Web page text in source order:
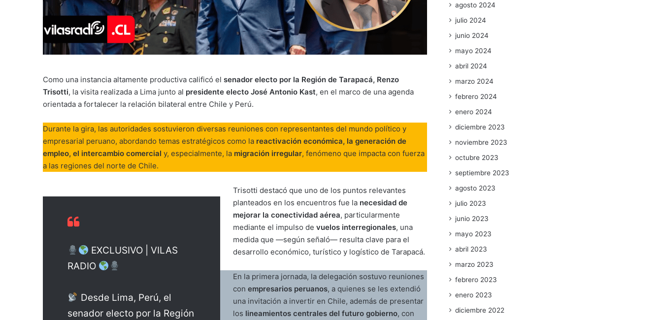
Como una instancia altamente productiva calificó el senador electo por la Región de Tarapacá, Renzo
Trisotti, la visita realizada a Lima junto al presidente electo José Antonio Kast, en el marco de una agenda
orientada a fortalecer la relación bilateral entre Chile y Perú.
Durante la gira, las autoridades sostuvieron diversas reuniones con representantes del mundo político y
empresarial peruano, abordando temas estratégicos como la reactivación económica, la generación de
empleo, el intercambio comercial y, especialmente, la migración irregular, fenómeno que impacta con fuerza
a las regiones del norte de Chile.
EXCLUSIVO | VILAS
RADIO
Desde Lima, Perú, el
senador electo por la Región
Trisotti destacó que uno de los puntos relevantes
planteados en los encuentros fue la necesidad de
mejorar la conectividad aérea, particularmente
mediante el impulso devuelos interregionales, una
medida que —según señaló— resulta clave para el
desarrollo económico, turístico y logístico de Tarapacá.
En la primera jornada, la delegación sostuvo reuniones
conempresarios peruanos, a quienes se les extendió
una invitación a invertir en Chile, además de presentar
los lineamientos centrales del futuro gobierno, con
agosto 2024
julio 2024
junio 2024
mayo 2024
abril 2024
marzo 2024
febrero 2024
enero 2024
diciembre 2023
noviembre 2023
octubre 2023
septiembre 2023
agosto 2023
julio 2023
junio 2023
mayo 2023
abril 2023
marzo 2023
febrero 2023
enero 2023
diciembre 2022